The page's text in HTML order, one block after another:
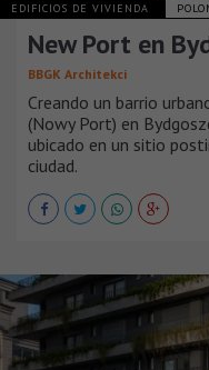
EDIFICIOS DE VIVIENDA
New Port en
BBGK Architekci
Creando un barrio
(Nowy Port) en
ubicado en un sitio
ciudad.